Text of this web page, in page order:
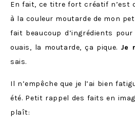
En fait, ce titre fort créatif n’est
à la couleur moutarde de mon
fait beaucoup d’ingrédients pour
ouais, la moutarde, ça pique. Je
sais.
Il n’empêche que je l’ai bien
été. Petit rappel des faits en
plaît: